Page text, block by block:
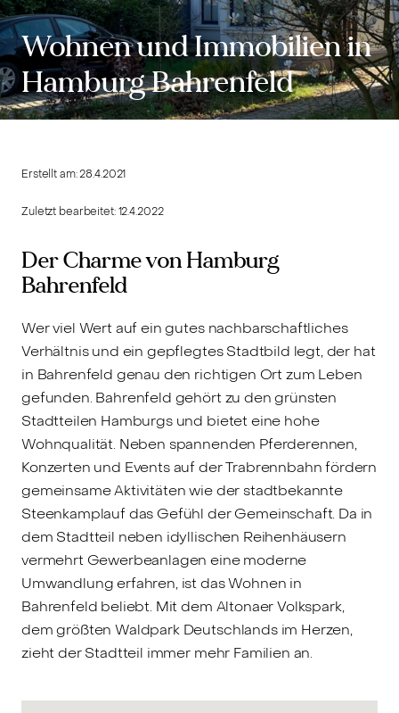
Wohnen und Immobilien in
Hamburg Bahrenfeld
Erstellt am:28.4.2021
Zuletzt bearbeitet:12.4.2022
Der Charme von Hamburg
Bahrenfeld
Wer viel Wert auf ein gutes nachbarschaftliches
Verhältnis und ein gepflegtes Stadtbild legt, der hat
in Bahrenfeld genau den richtigen Ort zum Leben
gefunden. Bahrenfeld gehört zu den grünsten
Stadtteilen Hamburgs und bietet eine hohe
Wohnqualität. Neben spannenden Pferderennen,
Konzerten und Events auf der Trabrennbahn fördern
gemeinsame Aktivitäten wie der stadtbekannte
Steenkamplauf das Gefühl der Gemeinschaft. Da in
dem Stadtteil neben idyllischen Reihenhäusern
vermehrt Gewerbeanlagen eine moderne
Umwandlung erfahren, ist das Wohnen in
Bahrenfeld beliebt. Mit dem Altonaer Volkspark,
dem größten Waldpark Deutschlands im Herzen,
zieht der Stadtteil immer mehr Familien an.